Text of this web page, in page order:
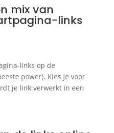
mix van
links
links op de
power). Kies je voor
je link verwerkt in een